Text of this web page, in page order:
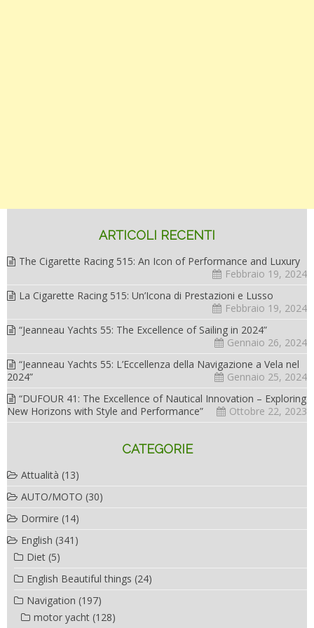
ARTICOLI RECENTI
The Cigarette Racing 515: An Icon of Performance and Luxury
Febbraio 19, 2024
La Cigarette Racing 515: Un’Icona di Prestazioni e Lusso
Febbraio 19, 2024
“Jeanneau Yachts 55: The Excellence of Sailing in 2024”
Gennaio 26, 2024
“Jeanneau Yachts 55: L’Eccellenza della Navigazione a Vela nel
2024”
Gennaio 25, 2024
“DUFOUR 41: The Excellence of Nautical Innovation – Exploring
New Horizons with Style and Performance”
Ottobre 22, 2023
CATEGORIE
Attualità (13)
AUTO/MOTO (30)
Dormire (14)
English (341)
Diet (5)
English Beautiful things (24)
Navigation (197)
motor yacht (128)